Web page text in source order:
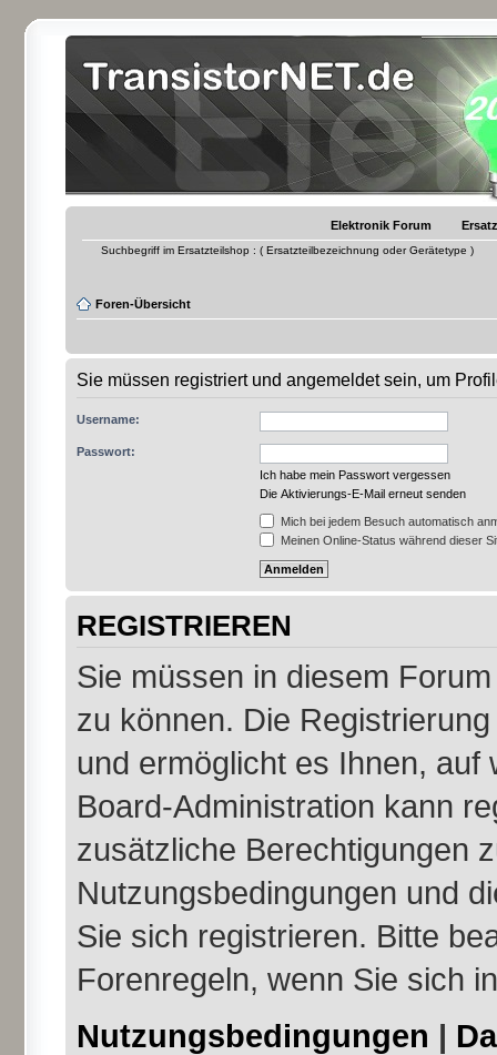
Elektronik Forum
Suchbegriff im Ersatzteilshop : ( Ersatzteilbezeichnung oder Gerätetype )
Foren-Übersicht
Sie müssen registriert und angemeldet sein, um
Username:
Passwort:
Ich habe mein Passwort vergessen
Die Aktivierungs-E-Mail erneut senden
Mich bei jedem Besuch automatisch
Meinen Online-Status während dieser
REGISTRIEREN
Sie müssen in diesem
zu können. Die
und ermöglicht es Ihnen,
Board-Administration kann
zusätzliche Berechtigungen
Nutzungsbedingungen und
Sie sich registrieren. Bitte
Forenregeln, wenn Sie sich
Nutzungsbedingungen |